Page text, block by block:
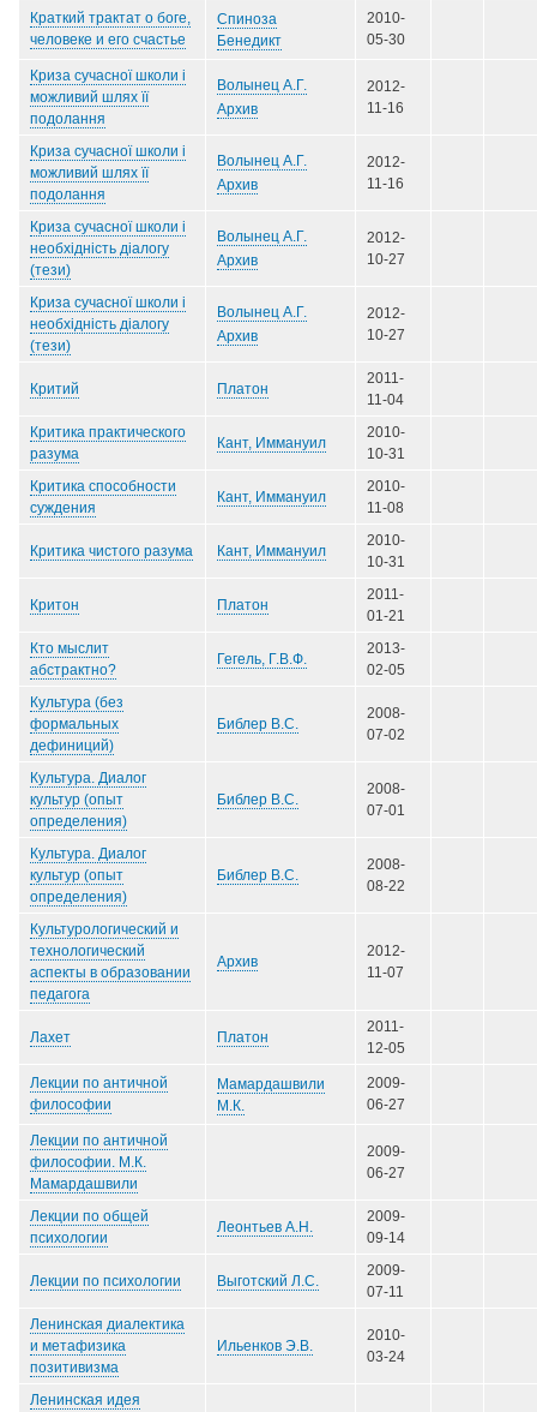
Краткий трактат о боге,
человеке и его счастье
Спиноза
Бенедикт
2010-
05-30
Криза сучасної школи і
можливий шлях її
подолання
Волынец А.Г.
Архив
2012-
11-16
Криза сучасної школи і
можливий шлях її
подолання
Волынец А.Г.
Архив
2012-
11-16
Криза сучасної школи і
необхідність діалогу
(тези)
Волынец А.Г.
Архив
2012-
10-27
Криза сучасної школи і
необхідність діалогу
(тези)
Волынец А.Г.
Архив
2012-
10-27
Критий Платон
2011-
11-04
Критика практического
разума
Кант, Иммануил
2010-
10-31
Критика способности
суждения
Кант, Иммануил
2010-
11-08
Критика чистого разума Кант, Иммануил
2010-
10-31
Критон Платон
2011-
01-21
Кто мыслит
абстрактно?
Гегель, Г.В.Ф.
2013-
02-05
Культура (без
формальных
дефиниций)
Библер В.С.
2008-
07-02
Культура. Диалог
культур (опыт
определения)
Библер В.С.
2008-
07-01
Культура. Диалог
культур (опыт
определения)
Библер В.С.
2008-
08-22
Культурологический и
технологический
аспекты в образовании
педагога
Архив
2012-
11-07
Лахет Платон
2011-
12-05
Лекции по античной
философии
Мамардашвили
М.К.
2009-
06-27
Лекции по античной
философии. М.К.
Мамардашвили
2009-
06-27
Лекции по общей
психологии
Леонтьев А.Н.
2009-
09-14
Лекции по психологии Выготский Л.С.
2009-
07-11
Ленинская диалектика
и метафизика
позитивизма
Ильенков Э.В.
2010-
03-24
Ленинская идея